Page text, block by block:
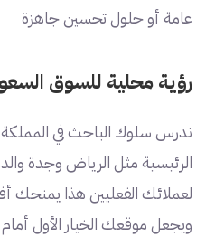
عامة أو حلول تحسين جاهزة
رؤية محلية للسوق
ندرس سلوك الباحث في
الرئيسية مثل الرياض وجدة
لعملائك الفعليين هذا يمنحك
ويجعل موقعك الخيار الأول